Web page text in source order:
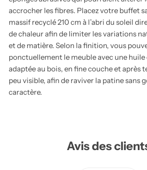
accrocher les fibres. Placez votre buffet
massif recyclé 210 cm à l’abri du soleil
de chaleur afin de limiter les variations
et de matière. Selon la finition, vous
ponctuellement le meuble avec une huile
adaptée au bois, en fine couche et après
peu visible, afin de raviver la patine sans
caractère.
Avis des